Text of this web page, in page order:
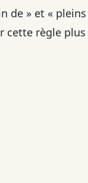
de » et « pleins
cette règle plus